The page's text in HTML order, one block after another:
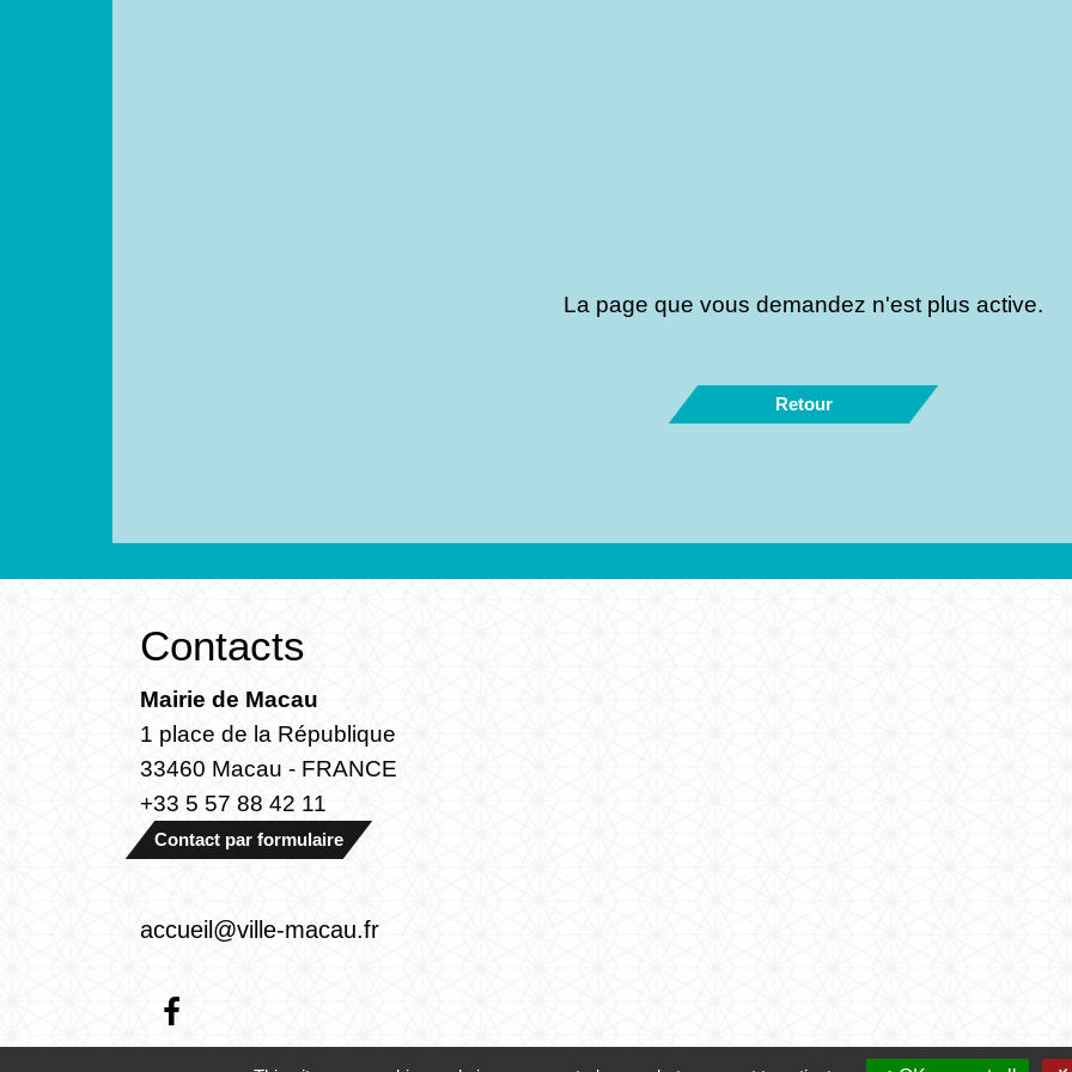
La page que vous demandez n'est plus active.
Retour
Contacts
Mairie de Macau
1 place de la République
33460 Macau - FRANCE
+33 5 57 88 42 11
Contact par formulaire
accueil@ville-macau.fr